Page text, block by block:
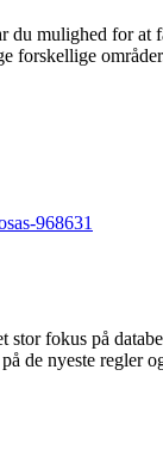
mulighed for at
forskellige
stor fokus på
de nyeste regler